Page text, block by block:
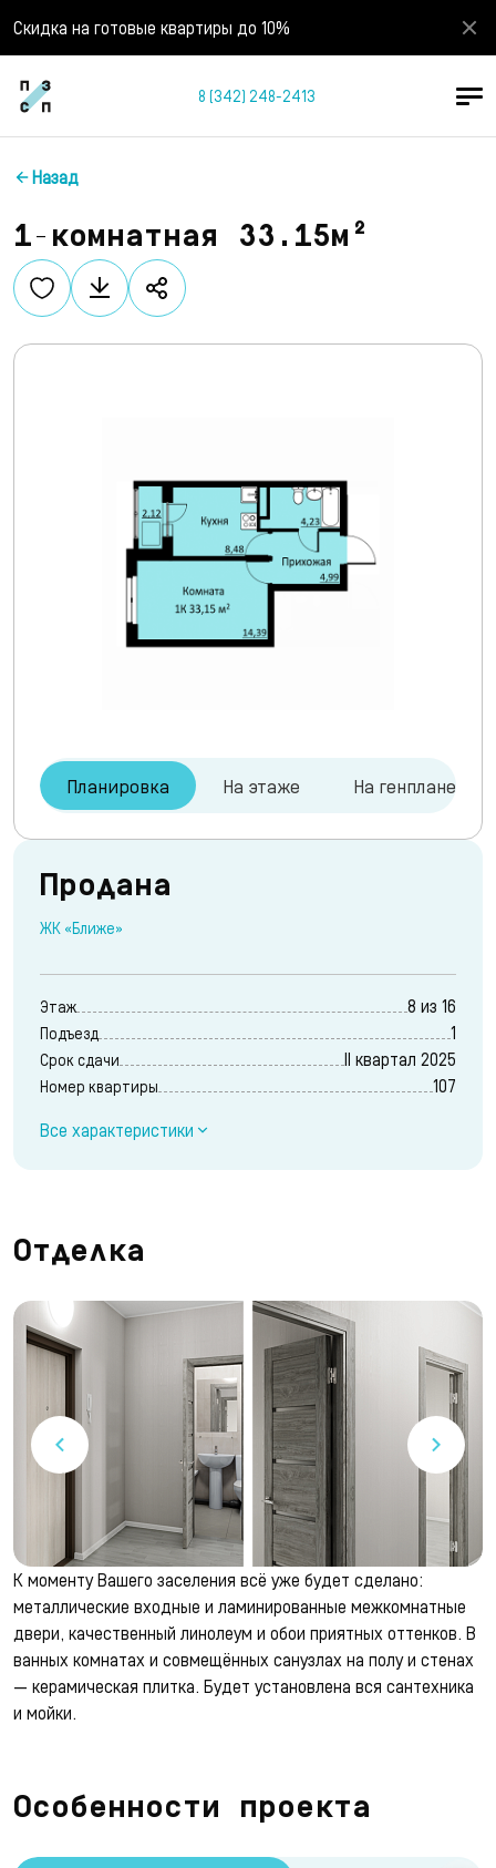
Скидка на готовые квартиры до 10%
8 (342) 248-2413
Назад
1-комнатная 33.15м²
Планировка На этаже На генплане
Продана
ЖК «Ближе»
Этаж 8 из 16
Подъезд 1
Срок сдачи II квартал 2025
Номер квартиры 107
Все характеристики
Отделка
К моменту Вашего заселения всё уже будет сделано:
металлические входные и ламинированные межкомнатные
двери, качественный линолеум и обои приятных оттенков. В
ванных комнатах и совмещённых санузлах на полу и стенах
— керамическая плитка. Будет установлена вся сантехника
и мойки.
Особенности проекта